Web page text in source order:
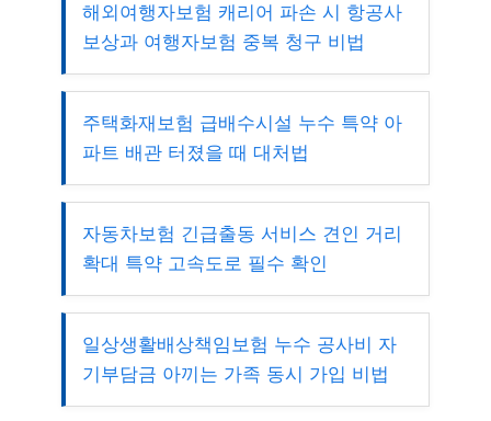
해외여행자보험 캐리어 파손 시 항공사
보상과 여행자보험 중복 청구 비법
주택화재보험 급배수시설 누수 특약 아
파트 배관 터졌을 때 대처법
자동차보험 긴급출동 서비스 견인 거리
확대 특약 고속도로 필수 확인
일상생활배상책임보험 누수 공사비 자
기부담금 아끼는 가족 동시 가입 비법